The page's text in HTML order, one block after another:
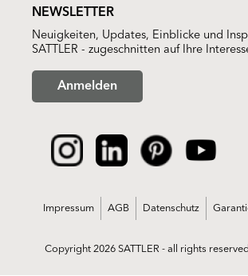
NEWSLETTER
Neuigkeiten, Updates, Einblicke und
SATTLER - zugeschnitten auf Ihre
Anmelden
Impressum AGB Datenschutz
Copyright 2026 SATTLER - all rights reserved